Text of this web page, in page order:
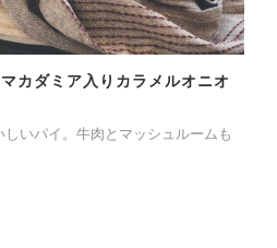
カダミア入りカラメルオニオ
いパイ。牛肉とマッシュルームも